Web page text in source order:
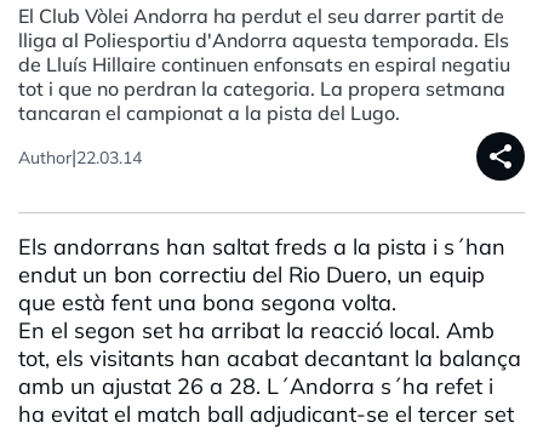
El Club Vòlei Andorra ha perdut el seu darrer partit de
lliga al Poliesportiu d'Andorra aquesta temporada. Els
de Lluís Hillaire continuen enfonsats en espiral negatiu
tot i que no perdran la categoria. La propera setmana
tancaran el campionat a la pista del Lugo.
Author|22.03.14 share
Els andorrans han saltat freds a la pista i s´han
endut un bon correctiu del Rio Duero, un equip
que està fent una bona segona volta.
En el segon set ha arribat la reacció local. Amb
tot, els visitants han acabat decantant la balança
amb un ajustat 26 a 28. L´Andorra s´ha refet i
ha evitat el match ball adjudicant-se el tercer set